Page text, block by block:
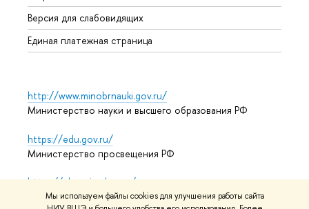
Мы используем файлы cookies для улучшения работы сайта
Версия для слабовидящих
Единая платежная страница
http://www.minobrnauki.gov.ru/
Министерство науки и высшего образования РФ
https://edu.gov.ru/
Министерство просвещения РФ
https://elearning.hse.ru/mooc
Массовые открытые онлайн-курсы